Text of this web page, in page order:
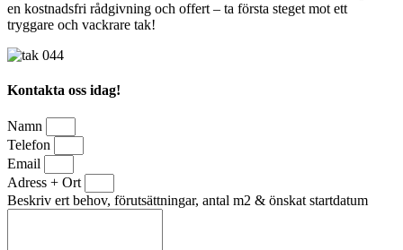
en kostnadsfri rådgivning och offert – ta första steget mot ett
tryggare och vackrare tak!
Kontakta oss idag!
Namn
Telefon
Email
Adress + Ort
Beskriv ert behov, förutsättningar, antal m2 & önskat startdatum